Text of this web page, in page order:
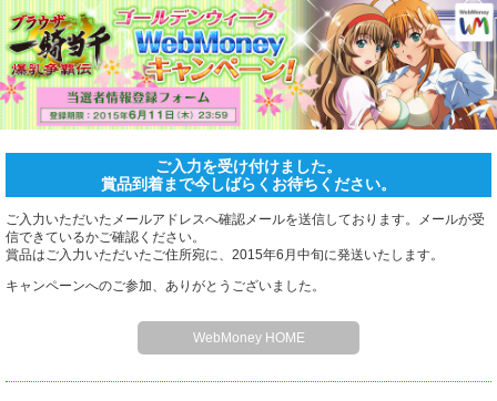
ホーム
ご入力を受け付けました。
賞品到着まで今しばらくお待ちください。
ご入力いただいたメールアドレスへ確認メールを送信しております。メールが受
信できているかご確認ください。
賞品はご入力いただいたご住所宛に、2015年6月中旬に発送いたします。
キャンペーンへのご参加、ありがとうございました。
WebMoney HOME